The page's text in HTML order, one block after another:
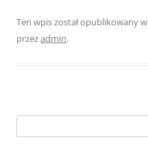
Ten wpis został opublikowany w
przezadmin.